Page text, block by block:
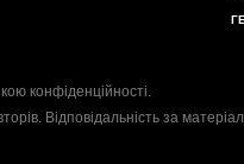
конфіденційності.
Відповідальність за